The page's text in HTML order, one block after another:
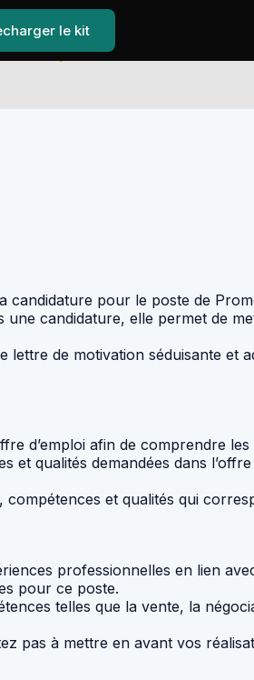
pour le poste de
candidature, elle permet de
de motivation séduisante et
d’emploi afin de comprendre
et qualités demandées dans
et qualités qui
professionnelles en lien
pour ce poste.
telles que la vente, la
pas à mettre en avant vos
le kit